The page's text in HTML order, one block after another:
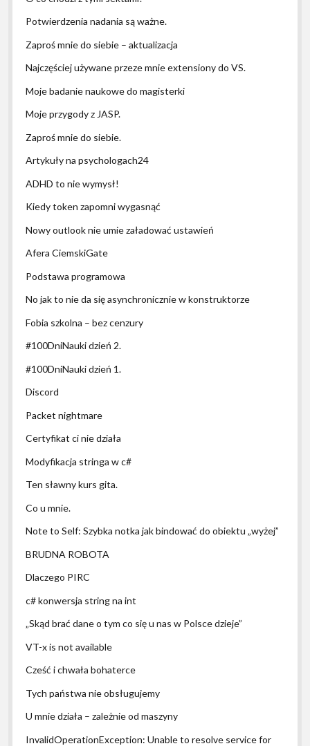
Potwierdzenia nadania są ważne.
Zaproś mnie do siebie – aktualizacja
Najczęściej używane przeze mnie extensiony do VS.
Moje badanie naukowe do magisterki
Moje przygody z JASP.
Zaproś mnie do siebie.
Artykuły na psychologach24
ADHD to nie wymysł!
Kiedy token zapomni wygasnąć
Nowy outlook nie umie załadować ustawień
Afera CiemskiGate
Podstawa programowa
No jak to nie da się asynchronicznie w konstruktorze
Fobia szkolna – bez cenzury
#100DniNauki dzień 2.
#100DniNauki dzień 1.
Discord
Packet nightmare
Certyfikat ci nie działa
Modyfikacja stringa w c#
Ten sławny kurs gita.
Co u mnie.
Note to Self: Szybka notka jak bindować do obiektu „wyżej”
BRUDNA ROBOTA
Dlaczego PIRC
c# konwersja string na int
„Skąd brać dane o tym co się u nas w Polsce dzieje”
VT-x is not available
Cześć i chwała bohaterce
Tych państwa nie obsługujemy
U mnie działa – zależnie od maszyny
InvalidOperationException: Unable to resolve service for